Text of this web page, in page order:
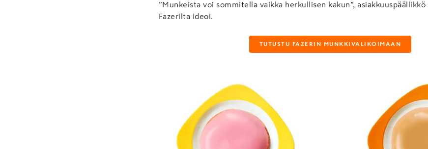
”Munkeista voi sommitella vaikka herkullisen kakun”, asiakkuuspäällikkö
Fazerilta ideoi.
TUTUSTU FAZERIN MUNKKIVALIKOIMAAN